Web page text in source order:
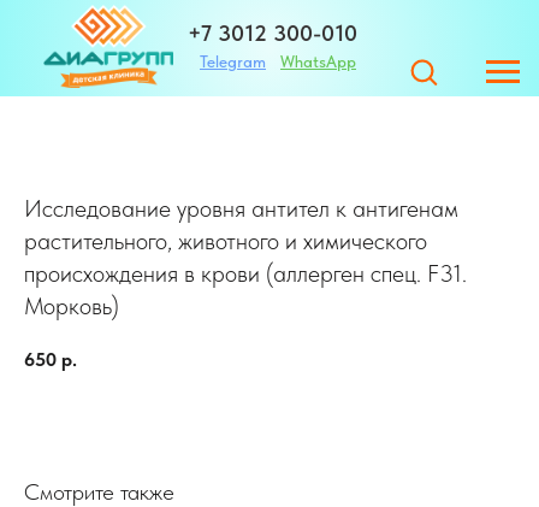
+7 3012 300-010
WhatsApp
Telegram
Исследование уровня антител к антигенам
растительного, животного и химического
происхождения в крови (аллерген спец. F31.
Морковь)
650 р.
Смотрите также